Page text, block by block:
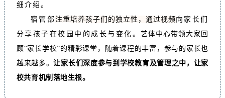
细介绍。
宿管部 注重培养孩子们的独立性，通过视频向家长们
分享孩子在校园中的成长与变化。艺体中心带领大家回
顾“家长学校”的精彩课堂，随着课程的丰富，参与的家长也
越来越多。让家长们深度参与到学校教育及管理之中，让家
校共育机制落地生根。